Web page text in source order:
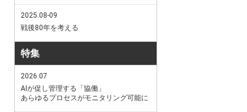
2025.08-09
戦後80年を考える
特集
2026.07
AIが促し管理する「協働」
あらゆるプロセスがモニタリング可能に